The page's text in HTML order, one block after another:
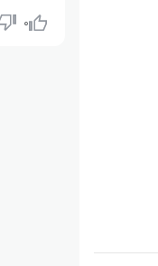
وویی (VOOI): ۵۳٪+ | بیسد (BASED): ۳۷٪+| بیسد ای آی (BASEDAI):۲۶٪+
۰